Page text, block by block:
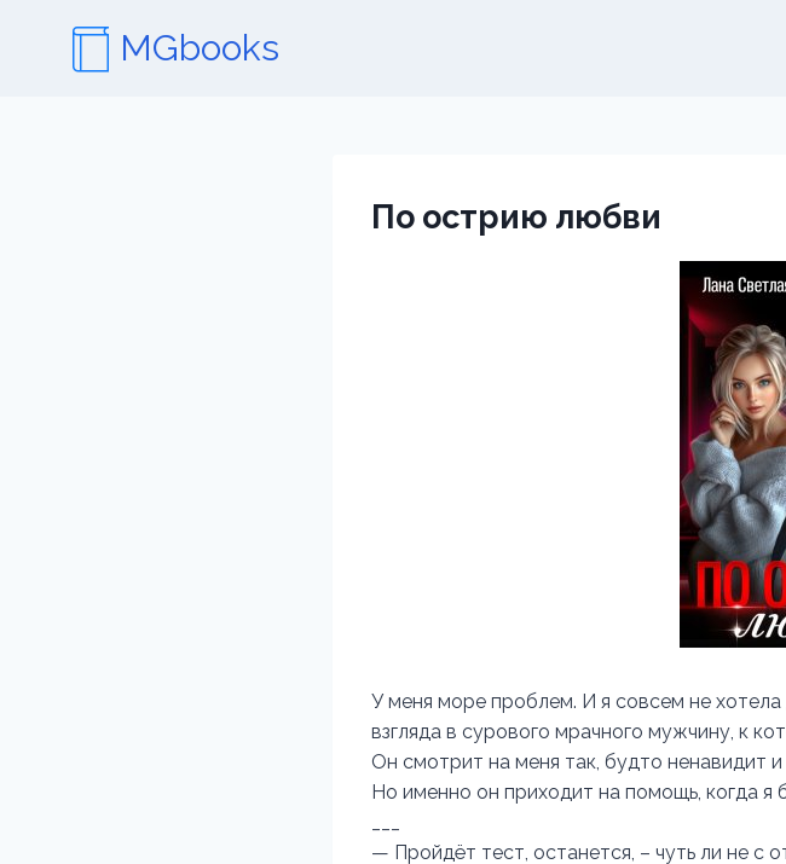
содержимому
MGbooks
По острию любви
У меня море проблем. И я совсем не
взгляда в сурового мрачного мужчину, к
Он смотрит на меня так, будто ненавидит
Но именно он приходит на помощь, когда я
— Пройдёт тест, останется, – чуть ли не